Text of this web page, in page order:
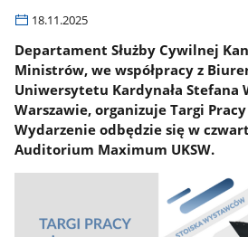
18.11.2025
Departament Służby Cywilnej
Ministrów, we współpracy z
Uniwersytetu Kardynała Stefana
Warszawie, organizuje Targi
Wydarzenie odbędzie się w
Auditorium Maximum UKSW.